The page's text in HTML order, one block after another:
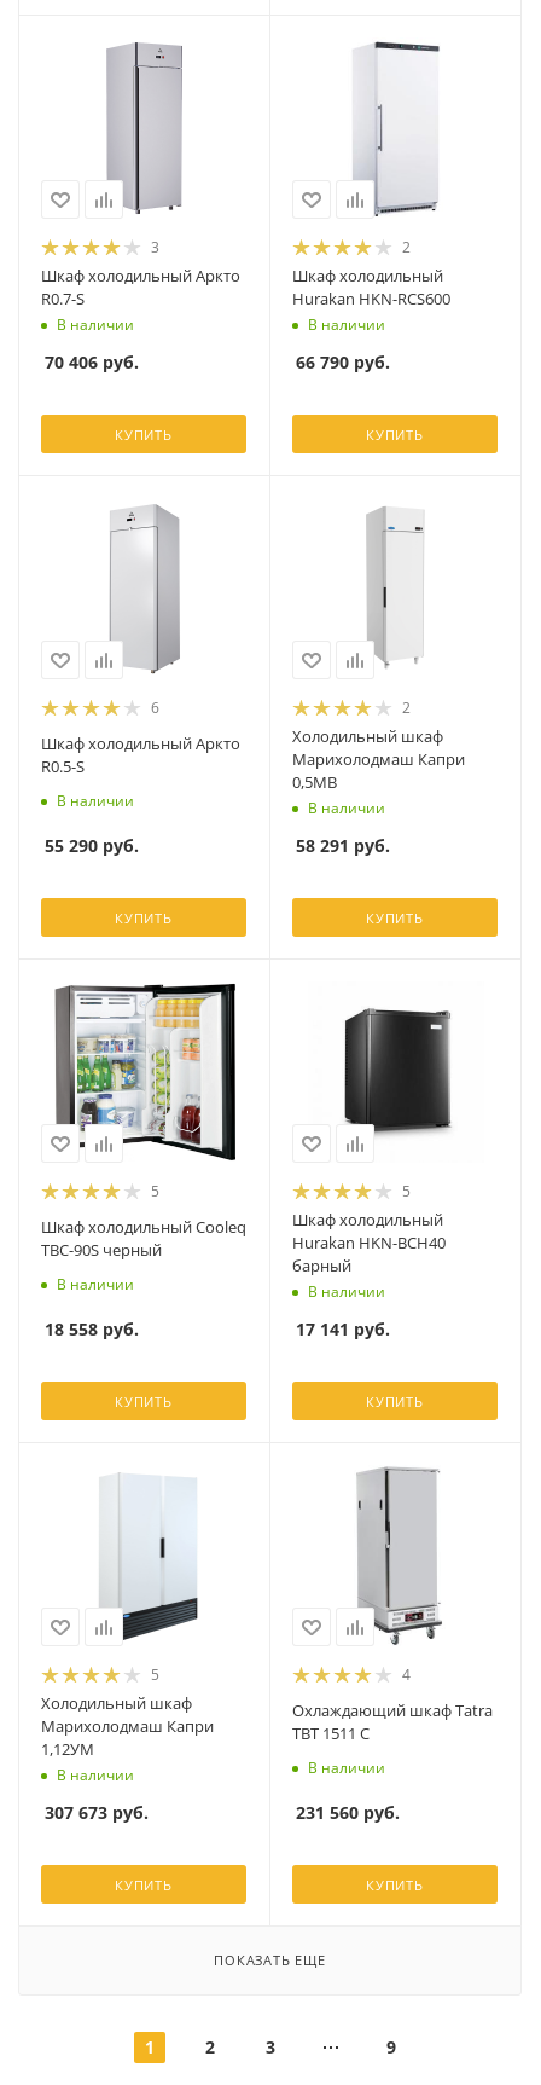
3
Шкаф холодильный Аркто
R0.7-S
В наличии
70 406 руб.
КУПИТЬ
2
Шкаф холодильный
Hurakan HKN-RCS600
В наличии
66 790 руб.
КУПИТЬ
6
Шкаф холодильный Аркто
R0.5-S
В наличии
55 290 руб.
КУПИТЬ
2
Холодильный шкаф
Марихолодмаш Капри
0,5МВ
В наличии
58 291 руб.
КУПИТЬ
5
Шкаф холодильный Cooleq
TBC-90S черный
В наличии
18 558 руб.
КУПИТЬ
5
Шкаф холодильный
Hurakan HKN-BCH40
барный
В наличии
17 141 руб.
КУПИТЬ
5
Холодильный шкаф
Марихолодмаш Капри
1,12УМ
В наличии
307 673 руб.
КУПИТЬ
4
Охлаждающий шкаф Tatra
TBT 1511 C
В наличии
231 560 руб.
КУПИТЬ
ПОКАЗАТЬ ЕЩЕ
1 2 3 9